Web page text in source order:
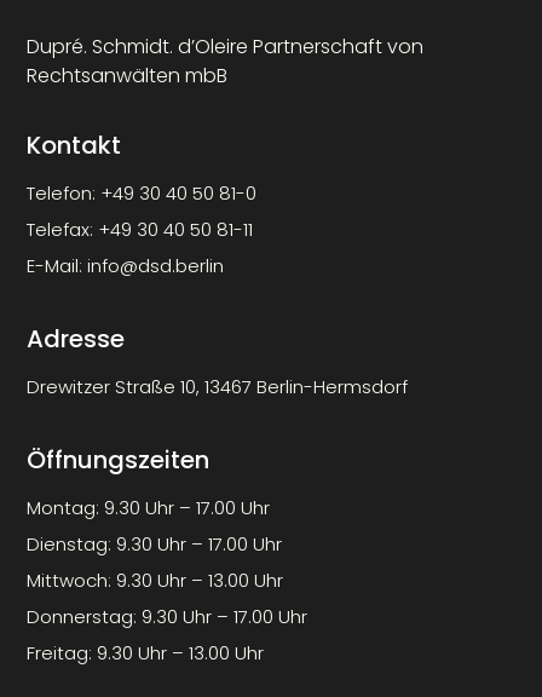
Dupré. Schmidt. d’Oleire Partnerschaft von
Rechtsanwälten mbB
Kontakt
Telefon: +49 30 40 50 81-0
Telefax: +49 30 40 50 81-11
E-Mail:info@dsd.berlin
Adresse
Drewitzer Straße 10, 13467 Berlin-Hermsdorf
Öffnungszeiten
Montag: 9.30 Uhr – 17.00 Uhr
Dienstag: 9.30 Uhr – 17.00 Uhr
Mittwoch: 9.30 Uhr – 13.00 Uhr
Donnerstag: 9.30 Uhr – 17.00 Uhr
Freitag: 9.30 Uhr – 13.00 Uhr